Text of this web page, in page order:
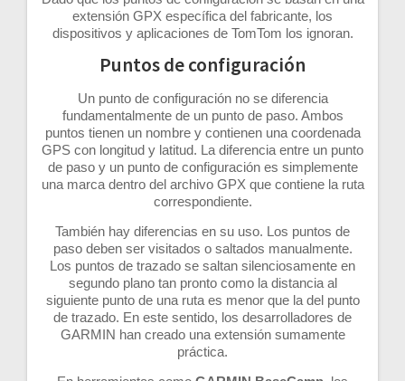
extensión GPX específica del fabricante, los
dispositivos y aplicaciones de TomTom los ignoran.
Puntos de configuración
Un punto de configuración no se diferencia
fundamentalmente de un punto de paso. Ambos
puntos tienen un nombre y contienen una coordenada
GPS con longitud y latitud. La diferencia entre un punto
de paso y un punto de configuración es simplemente
una marca dentro del archivo GPX que contiene la ruta
correspondiente.
También hay diferencias en su uso. Los puntos de
paso deben ser visitados o saltados manualmente.
Los puntos de trazado se saltan silenciosamente en
segundo plano tan pronto como la distancia al
siguiente punto de una ruta es menor que la del punto
de trazado. En este sentido, los desarrolladores de
GARMIN han creado una extensión sumamente
práctica.